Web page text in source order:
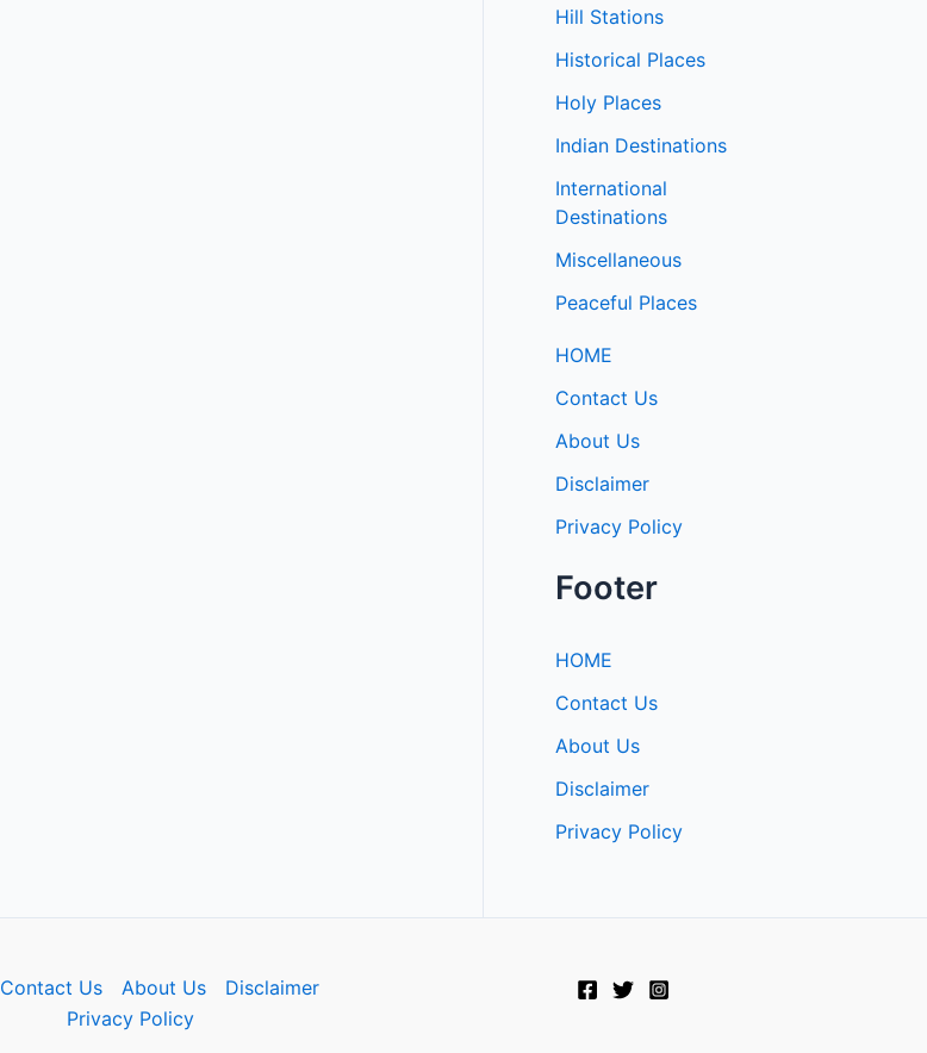
Hill Stations
Historical Places
Holy Places
Indian Destinations
International
Destinations
Miscellaneous
Peaceful Places
HOME
Contact Us
About Us
Disclaimer
Privacy Policy
Footer
HOME
Contact Us
About Us
Disclaimer
Privacy Policy
Contact Us About Us
Disclaimer
Privacy Policy